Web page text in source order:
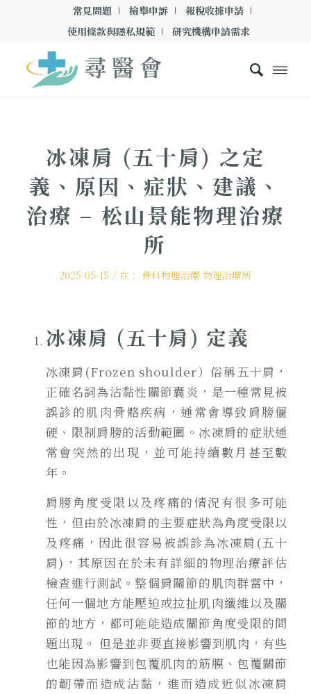
常見問題 檢舉申訴
報稅收據申請
使用條款與隱私規範
研究機構申請需求
冰凍肩 (五十肩) 之定
義、原因、症狀、建議、
治療 – 松山景能物理治療
所
2025-05-15 / 在： 骨科物理治療 物理治療所
冰凍肩 (五十肩) 定義
冰凍肩(Frozen shoulder）俗稱五十肩，
正確名詞為沾黏性關節囊炎 ，是一種常見被
誤診的肌肉骨骼疾病，通常會導致肩膀僵
硬、限制肩膀的活動範圍。冰凍肩的症狀通
常會突然的出現，並可能持續數月甚至數
年。
肩膀角度受限以及疼痛的情況有很多可能
性，但由於冰凍肩的主要症狀為角度受限以
及疼痛，因此很容易被誤診為冰凍肩(五十
肩)，其原因在於未有詳細的物理治療評估
檢查進行測試。整個肩關節的肌肉群當中，
任何一個地方能壓迫或拉扯肌肉纖維以及關
節的地方，都可能能造成關節角度受限的問
題出現。 但是並非要直接影響到肌肉，有些
也能因為影響到包覆肌肉的筋膜、包覆關節
的韌帶而造成沾黏，進而造成近似冰凍肩